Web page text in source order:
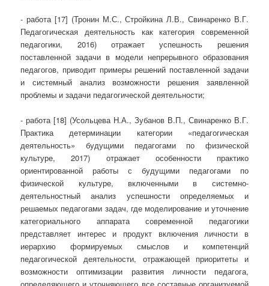
- работа [17] (Тронин М.С., Стройкина Л.В., Свинаренко В.Г.
Педагогическая деятельность как категория современной
педагогики, 2016) отражает успешность решения
поставленной задачи в модели непрерывного образования
педагогов, приводит примеры решений поставленной задачи
и системный анализ возможности решения заявленной
проблемы и задачи педагогической деятельности;
- работа [18] (Усольцева Н.А., Зубанов В.П., Свинаренко В.Г.
Практика детерминации категории «педагогическая
деятельность» будущими педагогами по физической
культуре, 2017) отражает особенности практико
ориентированной работы с будущими педагогами по
физической культуре, включенными в системно-
деятельностный анализ успешности определяемых и
решаемых педагогами задач, где моделирование и уточнение
категориального аппарата современной педагогики
представляет интерес и продукт включения личности в
иерархию формируемых смыслов и компетенций
педагогической деятельности, отражающей приоритеты и
возможности оптимизации развития личности педагога,